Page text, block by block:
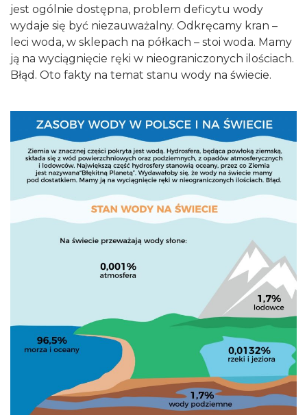
jest ogólnie dostępna, problem deficytu wody
wydaje się być niezauważalny. Odkręcamy kran –
leci woda, w sklepach na półkach – stoi woda. Mamy
ją na wyciągnięcie ręki w nieograniczonych ilościach.
Błąd. Oto fakty na temat stanu wody na świecie.